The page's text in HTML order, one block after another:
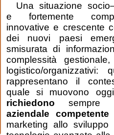
Una situazione
e fortemente
innovative e crescente
dei nuovi paesi
smisurata di
complessità
logistico/
rappresentano il
quale si muovono
richiedono
aziendale
marketing allo